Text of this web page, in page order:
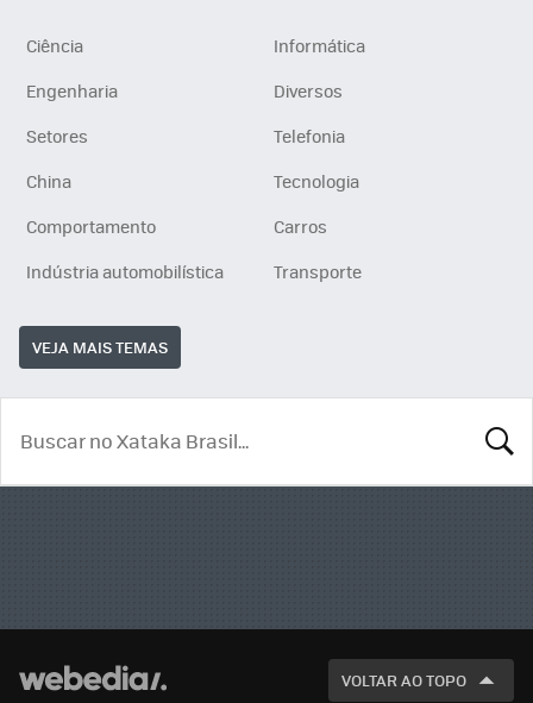
Ciência
Informática
Engenharia
Diversos
Setores
Telefonia
China
Tecnologia
Comportamento
Carros
Indústria automobilística
Transporte
VEJA MAIS TEMAS
VOLTAR AO TOPO